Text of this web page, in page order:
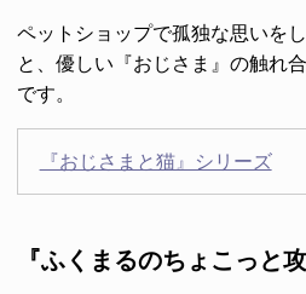
ペットショップで孤独な思いを
と、優しい『おじさま』の触れ
です。
『おじさまと猫』シリーズ
『ふくまるのちょこっと攻